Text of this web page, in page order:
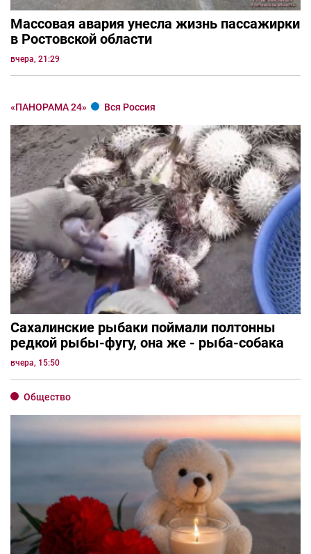
Массовая авария унесла жизнь пассажирки
в Ростовской области
вчера, 21:29
«ПАНОРАМА 24» Вся Россия
Сахалинские рыбаки поймали полтонны
редкой рыбы-фугу, она же - рыба-собака
вчера, 15:50
Общество